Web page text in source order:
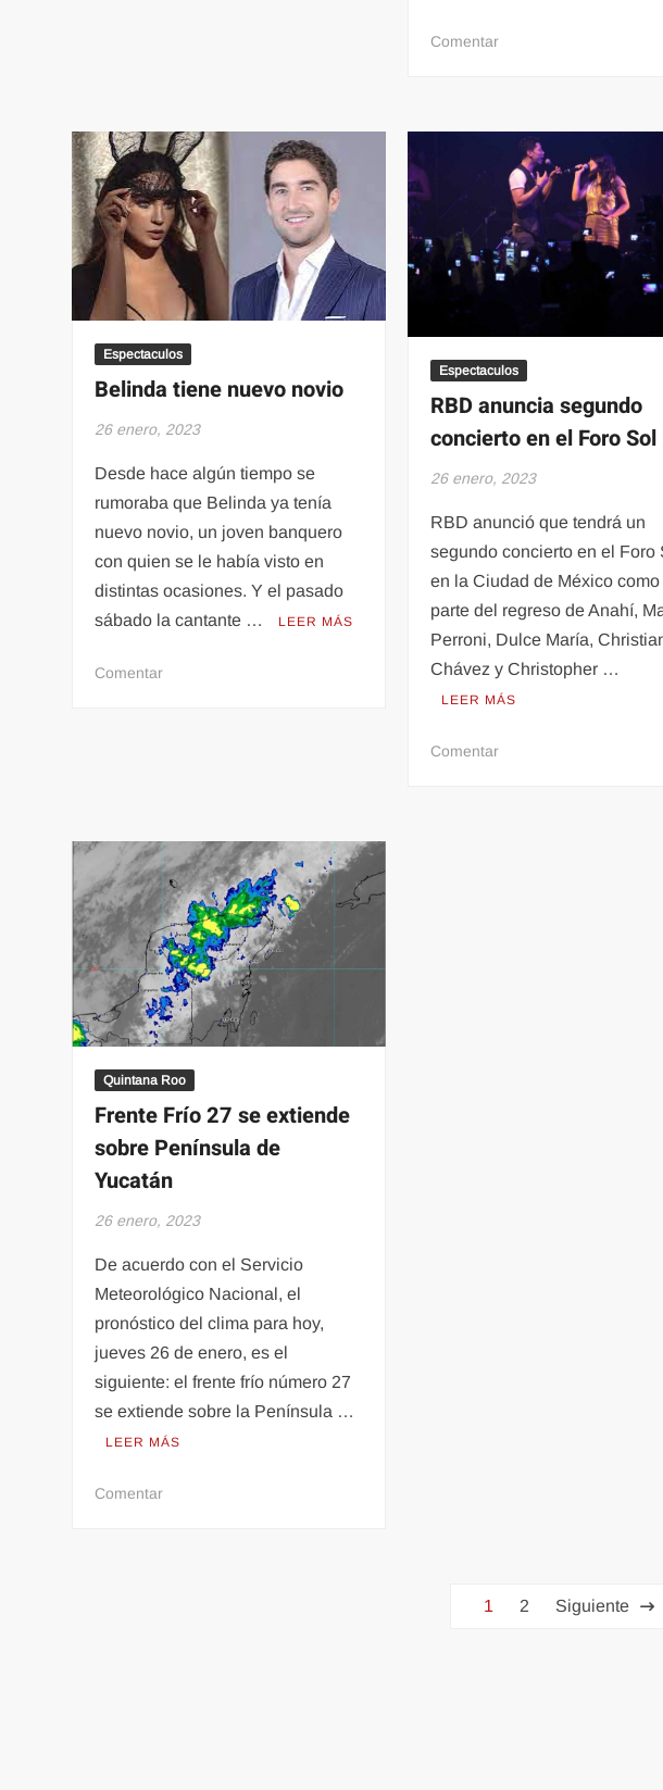
gracias
al
consumo
Comentaren
México
despide
2022
en
más
bajo
17
años
Espectaculos
Belinda tiene nuevo novio
26 enero, 2023
Desde hace algún tiempo se
rumoraba que Belinda ya tenía
nuevo novio, un joven banquero
con quien se le había visto en
distintas ocasiones. Y el pasado
sábado la cantante …
LEER MÁS
Comentaren
Espectaculos
RBD anuncia segundo
concierto en el Foro Sol
26 enero, 2023
RBD anunció que tendrá un
segundo concierto en el Foro
en la Ciudad de México como
parte del regreso de Anahí,
Perroni, Dulce María,
Chávez y Christopher …
LEER MÁS
Comentaren
Quintana Roo
Frente Frío 27 se extiende
sobre Península de
Yucatán
26 enero, 2023
De acuerdo con el Servicio
Meteorológico Nacional, el
pronóstico del clima para hoy,
jueves 26 de enero, es el
siguiente: el frente frío número 27
se extiende sobre la Península …
LEER MÁS
Comentaren
1 2 Siguiente